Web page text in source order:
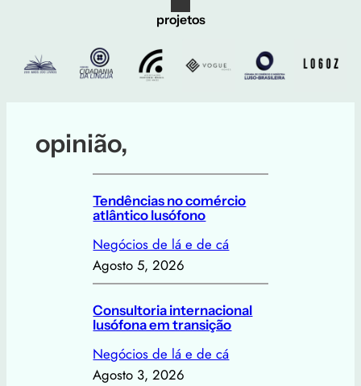
projetos
opinião,
Tendências no comércio
atlântico lusófono
Negócios de lá e de cá
Agosto 5, 2026
Consultoria internacional
lusófona em transição
Negócios de lá e de cá
Agosto 3, 2026